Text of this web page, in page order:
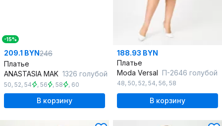
-15%
209.1 BYN246
Платье
ANASTASIA MAK 1326 голубой
50, 52, 54 , 56 , 58 , 60
В корзину
188.93 BYN
Платье
Moda Versal П-2646 голубой
48, 50, 52, 54, 56, 58
В корзину